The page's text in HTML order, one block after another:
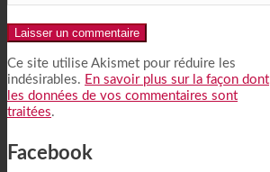
Alternative:
Ce site utilise Akismet pour réduire les
indésirables. En savoir plus sur la façon dont
les données de vos commentaires sont
traitées.
Facebook